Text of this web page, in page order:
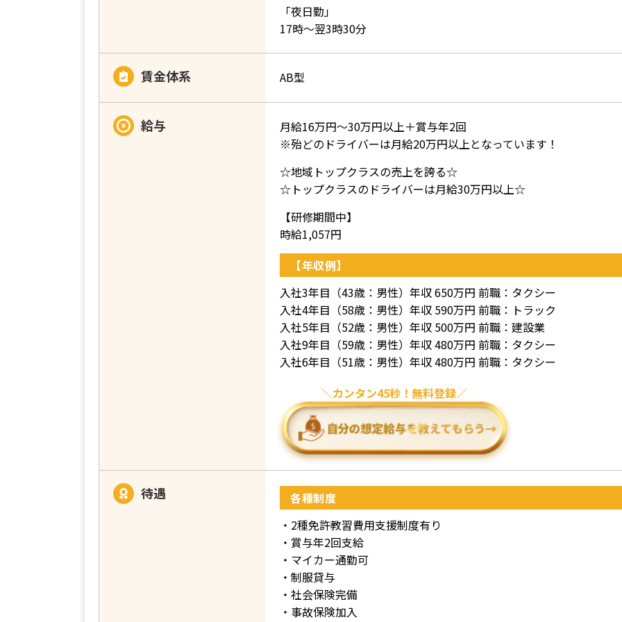
「夜日勤」
17時～翌3時30分
賃金体系 AB型
給与
月給16万円～30万円以上＋賞与年2回
※殆どのドライバーは月給20万円以上となっています！
☆地域トップクラスの売上を誇る☆
☆トップクラスのドライバーは月給30万円以上☆
【研修期間中】
時給1,057円
【年収例】
入社3年目（43歳：男性）年収 650万円 前職：タクシー
入社4年目（58歳：男性）年収 590万円 前職：トラック
入社5年目（52歳：男性）年収 500万円 前職：建設業
入社9年目（59歳：男性）年収 480万円 前職：タクシー
入社6年目（51歳：男性）年収 480万円 前職：タクシー
カンタン45秒！無料登録
待遇
各種制度
・2種免許教習費用支援制度有り
・賞与年2回支給
・マイカー通勤可
・制服貸与
・社会保険完備
・事故保険加入